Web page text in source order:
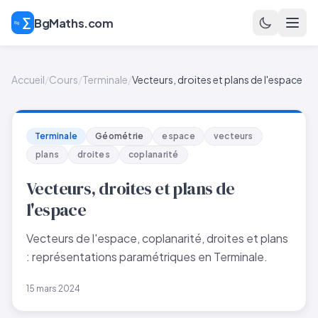
BgMaths.com
Accueil/Cours/Terminale/Vecteurs, droites et plans de l'espace
Terminale Géométrie espace
vecteurs
plans
droites coplanarité
Vecteurs, droites et plans de
l'espace
Vecteurs de l'espace, coplanarité, droites et plans
: représentations paramétriques en Terminale.
15 mars 2024